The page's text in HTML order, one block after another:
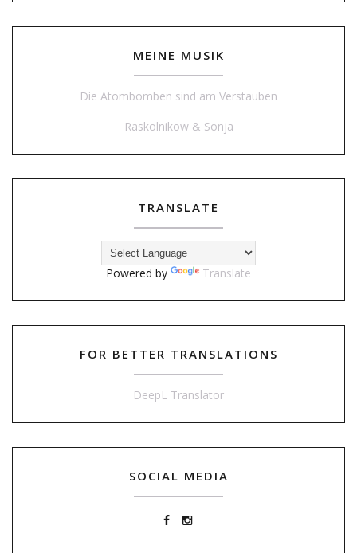
MEINE MUSIK
Die Atombomben sind am Verstauben
Raskolnikow & Sonja
TRANSLATE
Powered by Translate
FOR BETTER TRANSLATIONS
DeepL Translator
SOCIAL MEDIA